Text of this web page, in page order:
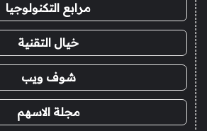
مرابع التكنولوجيا
خيال التقنية
شوف ويب
مجلة الاسهم